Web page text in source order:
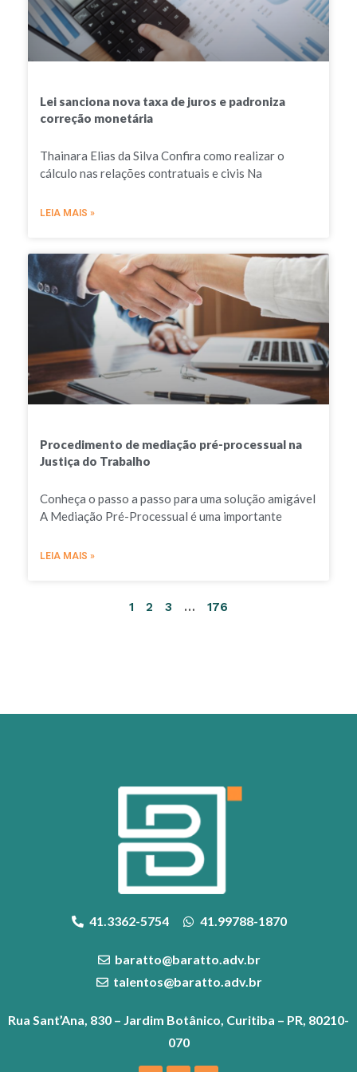
Lei sanciona nova taxa de juros e padroniza
correção monetária
Thainara Elias da Silva Confira como realizar o
cálculo nas relações contratuais e civis Na
LEIA MAIS »
Procedimento de mediação pré-processual na
Justiça do Trabalho
Conheça o passo a passo para uma solução amigável
A Mediação Pré-Processual é uma importante
LEIA MAIS »
1 2 3 … 176
41.3362-5754 41.99788-1870
baratto@baratto.adv.br
talentos@baratto.adv.br
Rua Sant’Ana, 830 – Jardim Botânico, Curitiba – PR, 80210-
070